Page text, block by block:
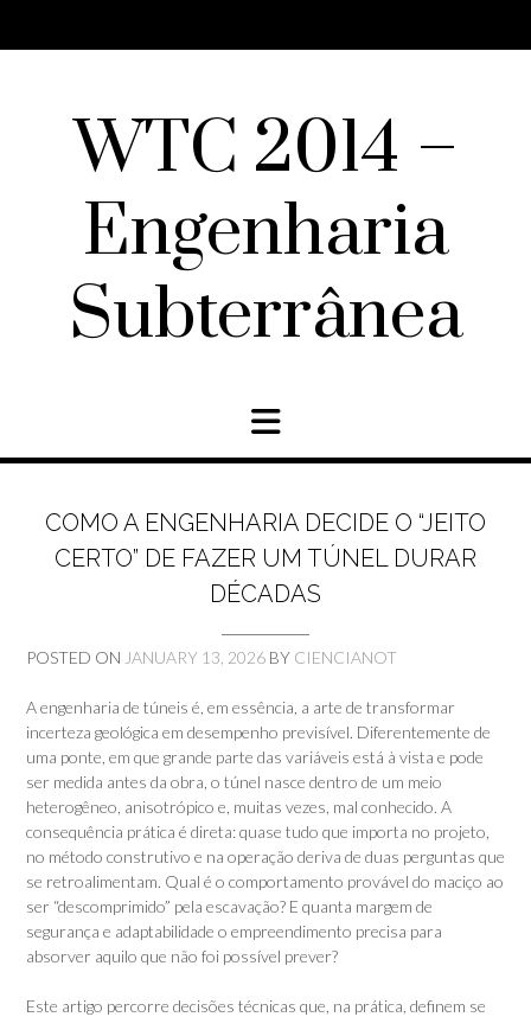
WTC 2014 –
Engenharia
Subterrânea
COMO A ENGENHARIA DECIDE O “JEITO
CERTO” DE FAZER UM TÚNEL DURAR
DÉCADAS
POSTED ON JANUARY 13, 2026 BY CIENCIANOT
A engenharia de túneis é, em essência, a arte de transformar
incerteza geológica em desempenho previsível. Diferentemente de
uma ponte, em que grande parte das variáveis está à vista e pode
ser medida antes da obra, o túnel nasce dentro de um meio
heterogêneo, anisotrópico e, muitas vezes, mal conhecido. A
consequência prática é direta: quase tudo que importa no projeto,
no método construtivo e na operação deriva de duas perguntas que
se retroalimentam. Qual é o comportamento provável do maciço ao
ser “descomprimido” pela escavação? E quanta margem de
segurança e adaptabilidade o empreendimento precisa para
absorver aquilo que não foi possível prever?
Este artigo percorre decisões técnicas que, na prática, definem se